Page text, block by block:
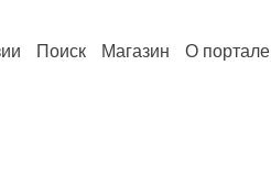
Поиск Магазин О портале